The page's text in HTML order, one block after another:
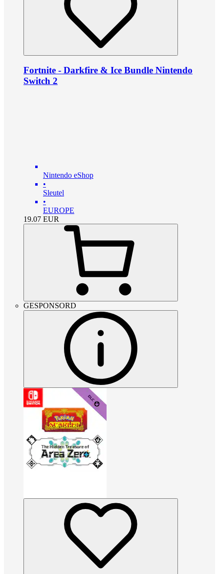
Fortnite - Darkfire & Ice Bundle Nintendo
Switch 2
Nintendo eShop
•
Sleutel
•
EUROPE
19.07 EUR
GESPONSORD